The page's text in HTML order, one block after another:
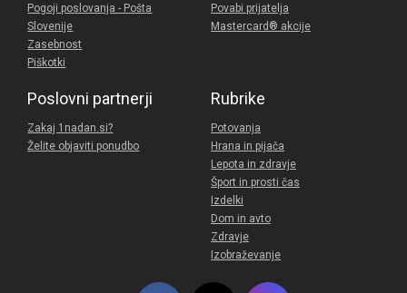
Pogoji poslovanja - Pošta
Slovenije
Zasebnost
Piškotki
Povabi prijatelja
Mastercard® akcije
Poslovni partnerji
Zakaj 1nadan.si?
Želite objaviti ponudbo
Rubrike
Potovanja
Hrana in pijača
Lepota in zdravje
Šport in prosti čas
Izdelki
Dom in avto
Zdravje
Izobraževanje